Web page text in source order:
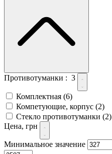
Противотуманки : 3
Комплектная (6)
Компетующие, корпус (2)
Стекло противотуманки (2)
Цена, грн
Минимальное значение